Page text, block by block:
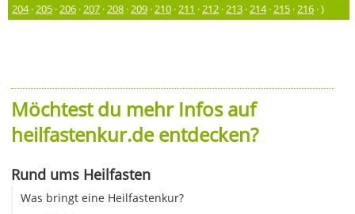
204·205 ·206 ·207 ·208 ·209 ·210 ·211 ·212 ·213 ·214·215 ·216 · )
Möchtest du mehr Infos auf
heilfastenkur.de entdecken?
Rund ums Heilfasten
Was bringt eine Heilfastenkur?